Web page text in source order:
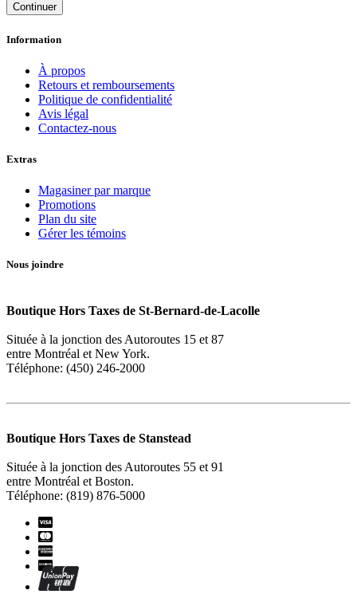
Continuer
Information
À propos
Retours et remboursements
Politique de confidentialité
Avis légal
Contactez-nous
Extras
Magasiner par marque
Promotions
Plan du site
Gérer les témoins
Nous joindre
Boutique Hors Taxes de St-Bernard-de-Lacolle
Située à la jonction des Autoroutes 15 et 87
entre Montréal et New York.
Téléphone: (450) 246-2000
Boutique Hors Taxes de Stanstead
Située à la jonction des Autoroutes 55 et 91
entre Montréal et Boston.
Téléphone: (819) 876-5000